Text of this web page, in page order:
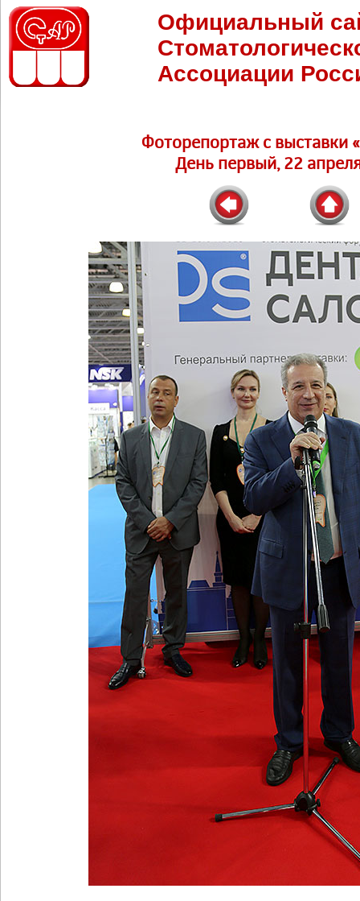
Официальный
Ассоциации
Фоторепортаж c выставки
День первый, 22